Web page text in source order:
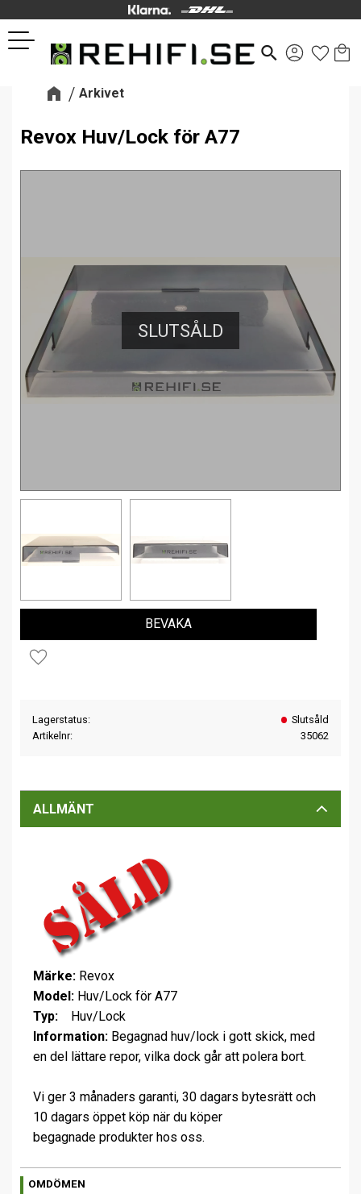
Meny
search
Arkivet
Revox Huv/Lock för A77
SLUTSÅLD
Lägg till i favoriter
BEVAKA
Lagerstatus
Slutsåld
Artikelnr
35062
ALLMÄNT
Märke: Revox
Model: Huv/Lock för A77
Typ:
Huv/Lock
Information: Begagnad huv/lock i gott skick, med
en del lättare repor, vilka dock går att polera bort.
Vi ger 3 månaders garanti, 30 dagars bytesrätt och
10 dagars öppet köp när du köper
begagnade produkter hos oss.
OMDÖMEN